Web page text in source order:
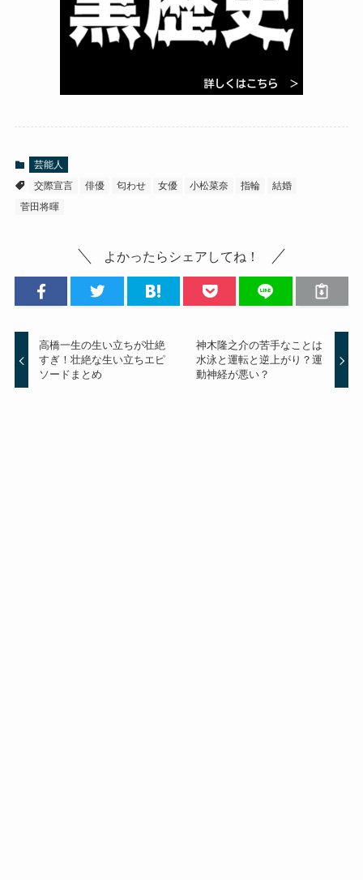
芸能人
交際宣言
俳優 匂わせ 女優 小松菜奈 指輪
結婚
菅田将暉
よかったらシェアしてね！
高橋一生の生い立ちが壮絶
すぎ！壮絶な生い立ちエピ
ソードまとめ
神木隆之介の苦手なことは
水泳と運転と逆上がり？運
動神経が悪い？